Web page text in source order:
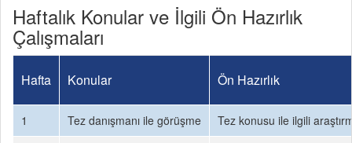
Haftalık Konular ve İlgili Ön Hazırlık
Çalışmaları
Hafta Konular Ön Hazırlık
1 Tez danışmanı ile görüşme
Tez konusu ile ilgili